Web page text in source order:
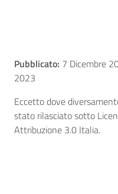
Pubblicato: 7 Dicembre
2023
Eccetto dove
stato rilasciato sotto
Attribuzione 3.0 Italia.